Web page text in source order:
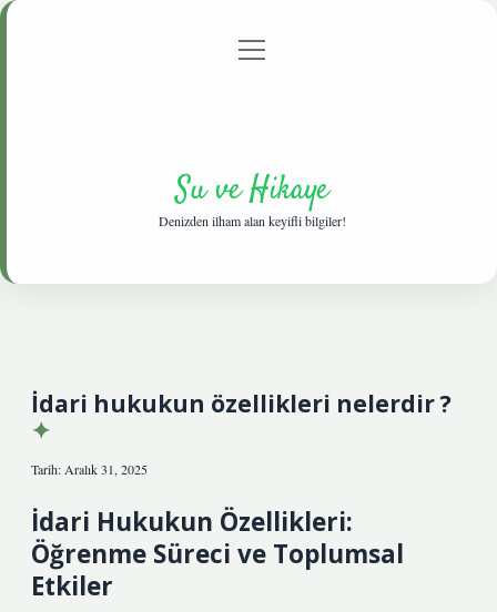
Gizlilik Politikası
menüyü
Su ve Hikaye
Denizden ilham alan keyifli bilgiler!
İdari hukukun özellikleri nelerdir ?
Tarih: Aralık 31, 2025
İdari Hukukun Özellikleri:
Öğrenme Süreci ve Toplumsal
Etkiler